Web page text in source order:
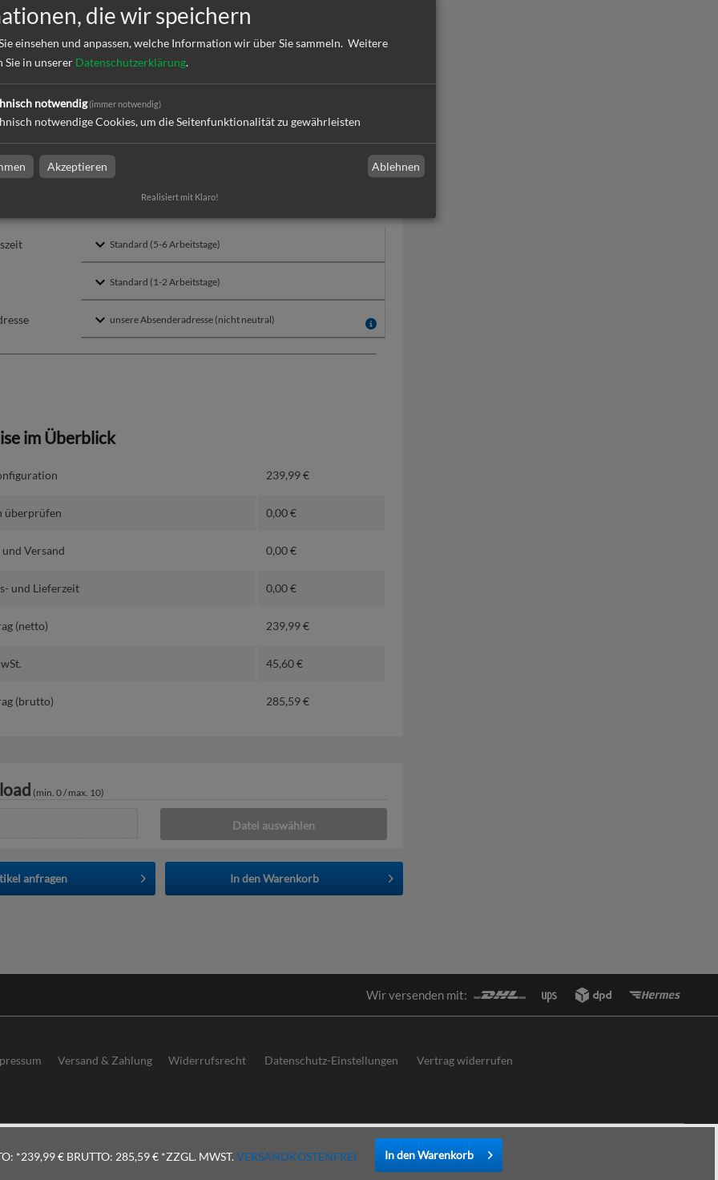
silber eloxiert (E6 EV1)
im Überblick
239,99€
überprüfen 0,00€
Versand 0,00€
und Lieferzeit 0,00€
(netto) 239,99€
45,60€
(brutto) 285,59€
(min. 0 / max. 10)
Datei auswählen
anfragen In denWarenkorb
Wir versenden mit:
Versand & Zahlung Widerrufsrecht Datenschutz-Einstellungen Vertrag widerrufen
*239,99 € BRUTTO: 285,59 € *ZZGL. MWST.VERSANDKOSTENFREI In denWarenkorb
die wir speichern
einsehen und anpassen, welche Information wir über Sie sammeln. Weitere
Sie in unserer Datenschutzerklärung.
notwendig(immer notwendig)
notwendige Cookies, um die Seitenfunktionalität zu gewährleisten
Akzeptieren Ablehnen
Realisiert mit Klaro!